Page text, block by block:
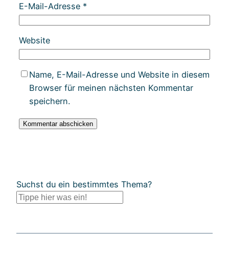
E-Mail-Adresse *
Website
Name, E-Mail-Adresse und Website in diesem
Browser für meinen nächsten Kommentar
speichern.
Suchst du ein bestimmtes Thema?